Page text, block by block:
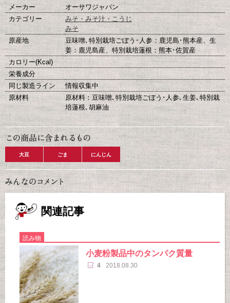
メーカー
オーサワジャパン
カテゴリー
みそ・みそ汁・こうじ
みそ
原産地
豆味噌､特別栽培ごぼう･人参：鹿児島･熊本産、生
姜：鹿児島産、特別栽培蓮根：熊本･佐賀産
カロリー(Kcal)
栄養成分
同じ製造ライン
情報収集中
原材料
原材料：豆味噌､特別栽培ごぼう･人参､生姜､特別栽
培蓮根､胡麻油
大豆 ごま にんじん
関連記事
読み物
小麦粉製品中のタンパク質量
4 2018.08.30